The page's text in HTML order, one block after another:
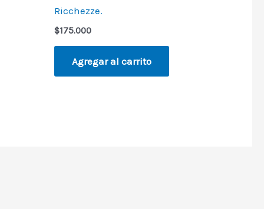
Ricchezze.
$175.000
Agregar al carrito